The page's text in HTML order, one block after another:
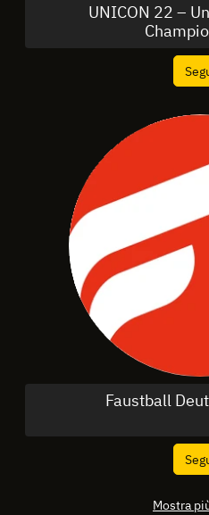
UNICON 22 –
Faustball
Mostra